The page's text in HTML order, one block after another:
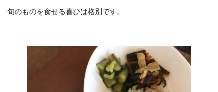
旬のものを食せる喜びは格別です。